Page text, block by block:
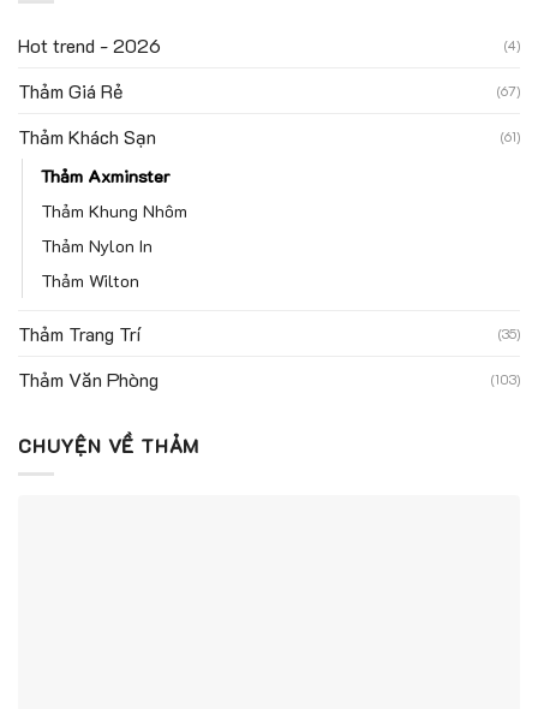
Hot trend - 2026 (4)
Thảm Giá Rẻ (67)
Thảm Khách Sạn (61)
Thảm Axminster
Thảm Khung Nhôm
Thảm Nylon In
Thảm Wilton
Thảm Trang Trí (35)
Thảm Văn Phòng (103)
CHUYỆN VỀ THẢM